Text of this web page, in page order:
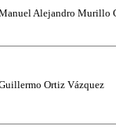
Alejandro Murillo
Ortiz Vázquez